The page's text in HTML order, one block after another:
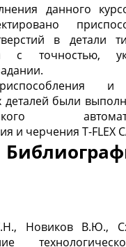
данного
в детали
с точностью,
и
деталей были
и черчения T-FLEX
Новиков В.Ю.,